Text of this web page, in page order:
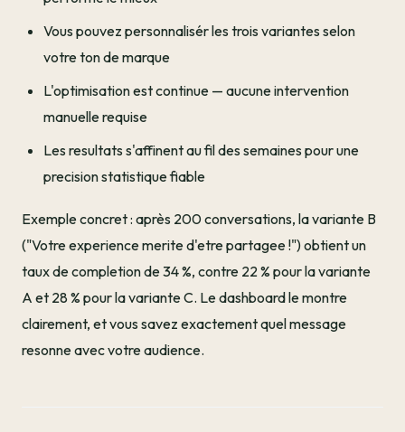
Vous pouvez personnalisér les trois variantes selon
votre ton de marque
L'optimisation est continue — aucune intervention
manuelle requise
Les resultats s'affinent au fil des semaines pour une
precision statistique fiable
Exemple concret : après 200 conversations, la variante B
("Votre experience merite d'etre partagee !") obtient un
taux de completion de 34 %, contre 22 % pour la variante
A et 28 % pour la variante C. Le dashboard le montre
clairement, et vous savez exactement quel message
resonne avec votre audience.